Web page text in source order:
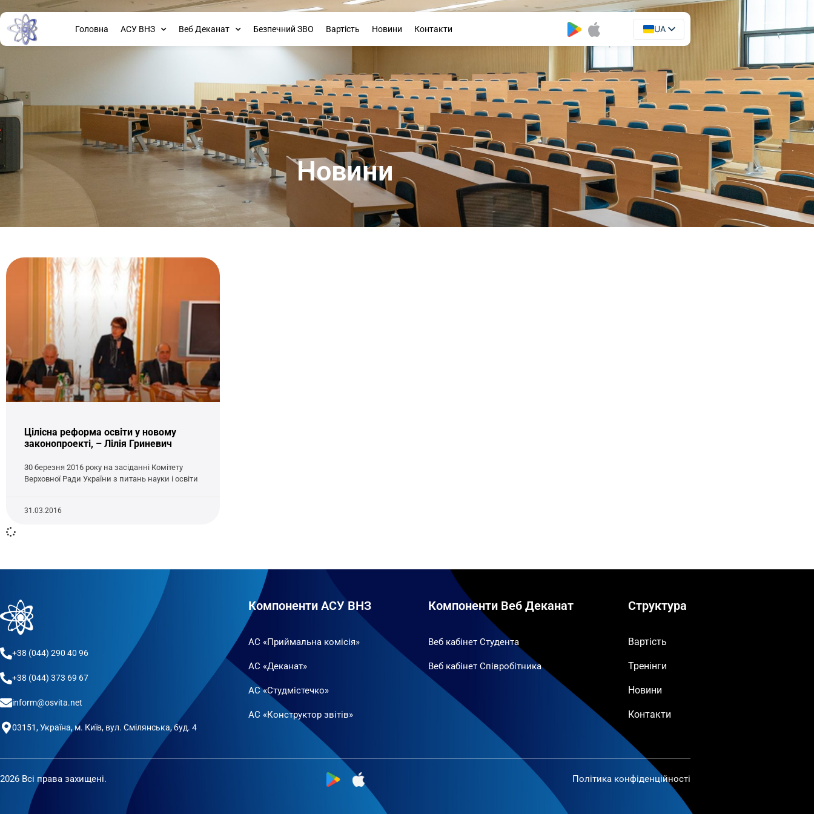
Головна АСУ ВНЗ Веб Деканат Безпечний ЗВО Вартість Новини Контакти
UA
EN
Новини
Цілісна реформа освіти у новому
законопроекті, – Лілія Гриневич
30 березня 2016 року на засіданні Комітету
Верховної Ради України з питань науки і освіти
31.03.2016
+38 (044) 290 40 96
+38 (044) 373 69 67
inform@osvita.net
03151, Україна, м. Київ, вул. Смілянська, буд. 4
Компоненти АСУ ВНЗ
АС «Приймальна комісія»
АС «Деканат»
АС «Студмістечко»
АС «Конструктор звітів»
Компоненти Веб Деканат
Веб кабінет Студента
Веб кабінет Співробітника
Структура
Вартість
Тренінги
Новини
Контакти
2026 Всі права захищені. Політика конфіденційності